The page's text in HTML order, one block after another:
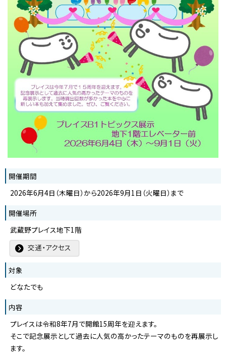
開催期間
2026年6月4日（木曜日）から2026年9月1日（火曜日）まで
開催場所
武蔵野プレイス地下1階
交通・アクセス
対象
どなたでも
内容
プレイスは令和8年7月で開館15周年を迎えます。
そこで記念展示として過去に人気の高かったテーマのものを再展示し
ます。